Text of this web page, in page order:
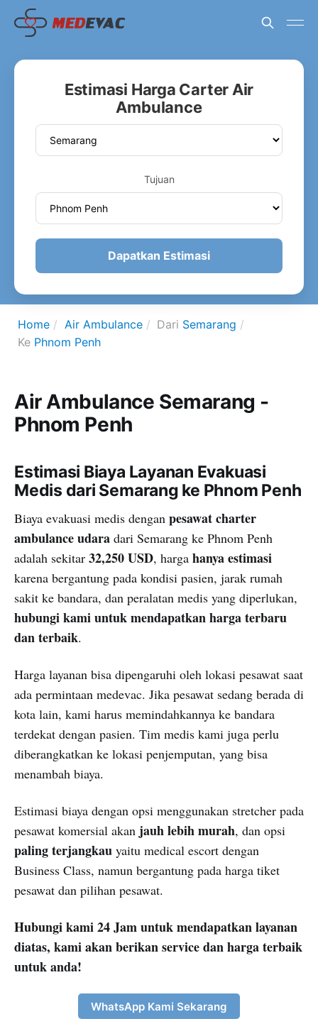
Estimasi Harga Carter Air
Ambulance
Tujuan
Dapatkan Estimasi
Home Air Ambulance Dari Semarang
Ke Phnom Penh
Air Ambulance Semarang -
Phnom Penh
Estimasi Biaya Layanan Evakuasi
Medis dari Semarang ke Phnom Penh
Biaya evakuasi medis dengan pesawat charter
ambulance udara dari Semarang ke Phnom Penh
adalah sekitar 32,250 USD, harga hanya estimasi
karena bergantung pada kondisi pasien, jarak rumah
sakit ke bandara, dan peralatan medis yang diperlukan,
hubungi kami untuk mendapatkan harga terbaru
dan terbaik.
Harga layanan bisa dipengaruhi oleh lokasi pesawat saat
ada permintaan medevac. Jika pesawat sedang berada di
kota lain, kami harus memindahkannya ke bandara
terdekat dengan pasien. Tim medis kami juga perlu
diberangkatkan ke lokasi penjemputan, yang bisa
menambah biaya.
Estimasi biaya dengan opsi menggunakan stretcher pada
pesawat komersial akan jauh lebih murah, dan opsi
paling terjangkau yaitu medical escort dengan
Business Class, namun bergantung pada harga tiket
pesawat dan pilihan pesawat.
Hubungi kami 24 Jam untuk mendapatkan layanan
diatas, kami akan berikan service dan harga terbaik
untuk anda!
WhatsApp Kami Sekarang